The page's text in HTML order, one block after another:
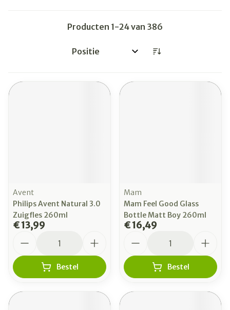
Producten 1-24van 386
Sorteer op:
Avent
Philips Avent Natural 3.0
Zuigfles 260ml
€ 13,99
Bestel
Mam
Mam Feel Good Glass
Bottle Matt Boy 260ml
€ 16,49
Bestel